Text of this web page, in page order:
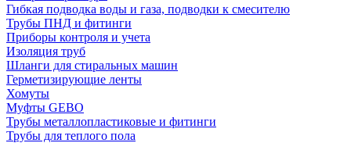
Гибкая подводка воды и газа, подводки к смесителю
Трубы ПНД и фитинги
Приборы контроля и учета
Изоляция труб
Шланги для стиральных машин
Герметизирующие ленты
Хомуты
Муфты GEBO
Трубы металлопластиковые и фитинги
Трубы для теплого пола